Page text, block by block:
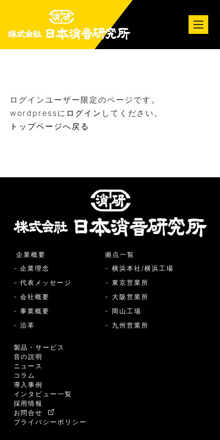
ログインユーザー限定のページです。
wordpressに ログイン してください。
トップページへ戻る
企業概要
- 企業理念
- 代表メッセージ
- 会社概要
- 事業概要
- 沿革
製品・サービス
音の説明
ニュース
コラム
導入事例
インタビュー一覧
採用情報
お問合せ
プライバシーポリシー
拠点一覧
- 横浜本社/横浜工場
- 東京営業所
- 大阪営業所
- 岡山工場
- 九州営業所